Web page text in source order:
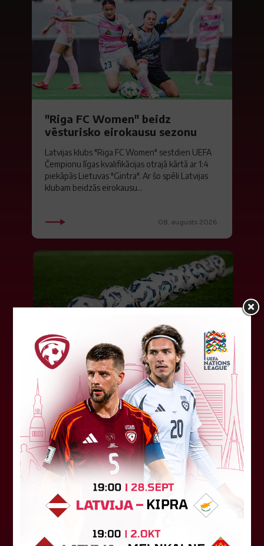
"Riga FC Women" beidz
vēsturisko eirokausu sezonu
Latvijas klubs "Riga FC Women" sestdien UEFA
Čempionu līgas kvalifikācijas otrajā kārtā ar 1:4
piekāpās Lietuvas "Gintra". Ar šo spēli Latvijas
klubam beidzās eirokausu...
08. augusts 2026.
LFF DK 6. augusta lēmumi
LFF Disciplinārlietu komitejas sēdes protokols
Nr. DK 26/-38 Rīgā, 2026. gada 6. augustā.
Piedalās:Komitejas locekļi: Jevgenija
Tverjanoviča-Bore, Raivis Grīnbergs...
07. augusts 2026.